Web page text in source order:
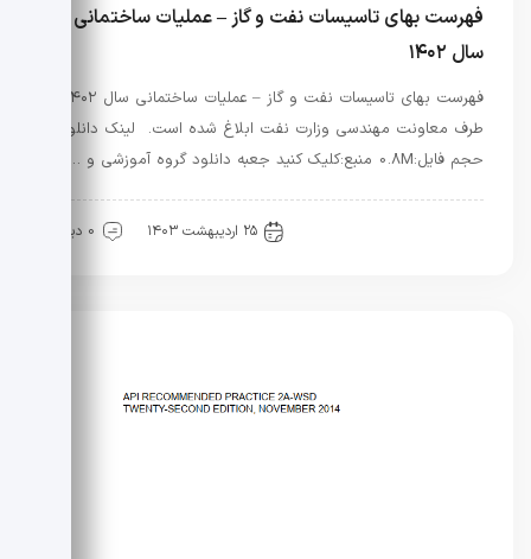
فهرست بهای تاسیسات نفت و گاز – عملیات ساختمانی
سال ۱۴۰۲
فهرست بهای تاسیسات نفت و گاز – عملیات ساختمانی سال ۱۴۰۲ از
طرف معاونت مهندسی وزارت نفت ابلاغ شده است. لینک دانلود
حجم فایل:0.8M منبع:کلیک کنید جعبه دانلود گروه آموزشی و …
۲۵ اردیبهشت ۱۴۰۳ 0 دیدگاه